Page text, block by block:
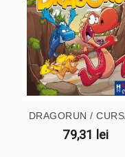
DRAGORUN /
79,31 lei